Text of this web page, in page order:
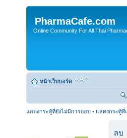
PharmaCafe.com
Online Community For All Thai
หน้าเว็บบอร์ด
แสดงกระทู้ที่ยังไม่มีการตอบ • แสดงกระทู้ที่
ลบ